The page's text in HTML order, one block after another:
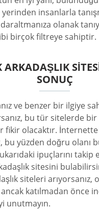
insanlarla
daraltmanıza olanak
birçok filtreye sahiptir.
SONUÇ
ve benzer bir ilgiye
bu tür sitelerde
fikir olacaktır.
bu yüzden doğru olanı
ipuçlarını takip
sitesini
siteleri arıyorsanız,
katılmadan önce
unutmayın.